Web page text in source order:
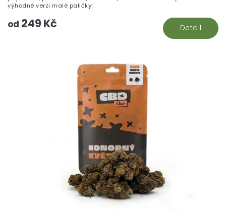
od 249 Kč Detail
výhodné verzi malé paličky!